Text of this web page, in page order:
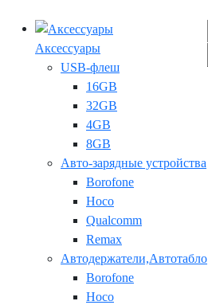
Аксессуары
USB-флеш
16GB
32GB
4GB
8GB
Авто-зарядные устройства
Borofone
Hoco
Qualcomm
Remax
Автодержатели,Автотабло
Borofone
Hoco